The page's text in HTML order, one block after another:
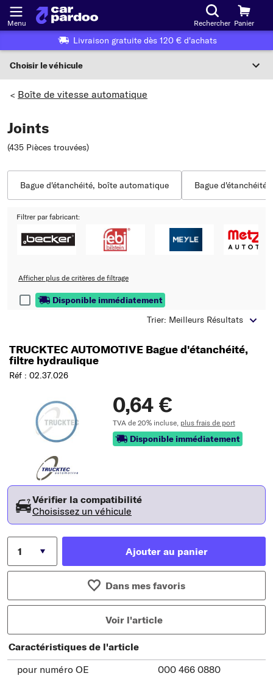
Menu Rechercher Panier
Livraison gratuite dès 120 € d'achats
Choisir le véhicule
Ou choix du véhicule selon les critères suivants :
Choix du modèle
> Boîte de vitesse automatique
Joints
(435 Pièces trouvées)
Bague d'étanchéité, boîte automatique Bague
Filtrer par fabricant:
Afficher plus de critères de filtrage
Disponible immédiatement
Trier: Meilleurs Résultats
TRUCKTEC AUTOMOTIVE Bague d'étanchéité,
filtre hydraulique
Réf : 02.37.026
0,64 €
TVA de 20% incluse, plus frais de port
Disponible immédiatement
Vérifier la compatibilité
Choisissez un véhicule
Ajouter au panier
Dans mes favoris
Voir l'article
Caractéristiques de l'article
pour numéro OE
000 466 0880